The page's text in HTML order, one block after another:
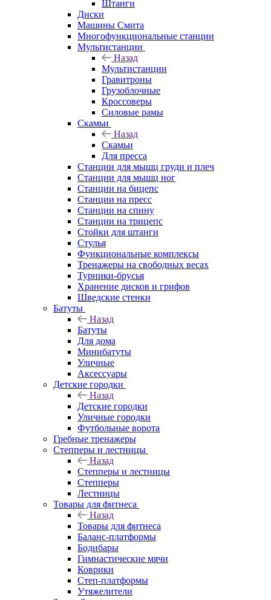
Штанги
Диски
Машины Смита
Многофункциональные станции
Мультистанции
Назад
Мультистанции
Гравитроны
Грузоблочные
Кроссоверы
Силовые рамы
Скамьи
Назад
Скамьи
Для пресса
Станции для мышц груди и плеч
Станции для мышц ног
Станции на бицепс
Станции на пресс
Станции на спину
Станции на трицепс
Стойки для штанги
Стулья
Функциональные комплексы
Тренажеры на свободных весах
Турники-брусья
Хранение дисков и грифов
Шведские стенки
Батуты
Назад
Батуты
Для дома
Минибатуты
Уличные
Аксессуары
Детские городки
Назад
Детские городки
Уличные городки
Футбольные ворота
Гребные тренажеры
Степперы и лестницы
Назад
Степперы и лестницы
Степперы
Лестницы
Товары для фитнеса
Назад
Товары для фитнеса
Баланс-платформы
Бодибары
Гимнастические мячи
Коврики
Степ-платформы
Утяжелители